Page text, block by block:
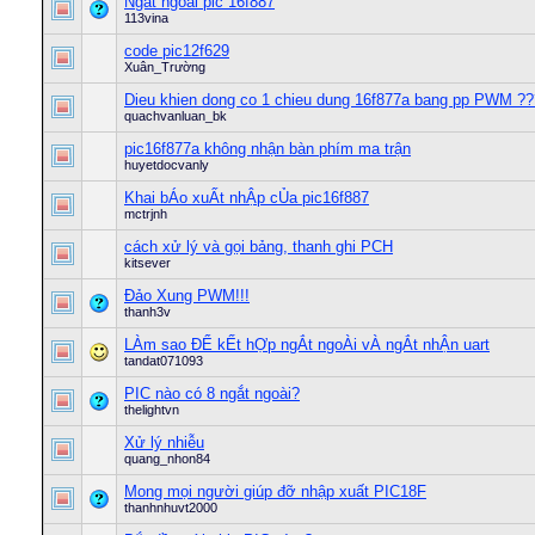
113vina
code pic12f629
Xuân_Trường
Dieu khien dong co 1 chieu dung 16f877a bang pp PWM
quachvanluan_bk
pic16f877a không nhận bàn phím ma trận
huyetdocvanly
Khai bÁo xuẤt nhẬp cỦa pic16f887
mctrjnh
cách xử lý và gọi bảng, thanh ghi PCH
kitsever
Đảo Xung PWM!!!
thanh3v
LÀm sao ĐỂ kẾt hỢp ngẮt ngoÀi vÀ ngẮt nhẬn uart
tandat071093
PIC nào có 8 ngắt ngoài?
thelightvn
Xử lý nhiễu
quang_nhon84
Mong mọi người giúp đỡ nhập xuất PIC18F
thanhnhuvt2000